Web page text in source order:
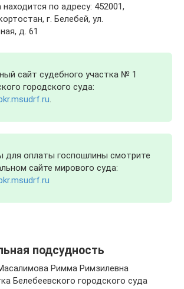
по адресу: 452001,
г. Белебей, ул.
д. 61
сайт судебного участка № 1
городского суда:
.
для оплаты госпошлины смотрите
сайте мирового суда:
подсудность
Римма Римзилевна
Белебеевского городского суда